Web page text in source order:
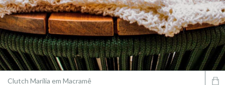
Clutch Marília em Macramê